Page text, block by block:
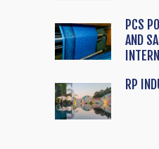
PCS
AND
RP